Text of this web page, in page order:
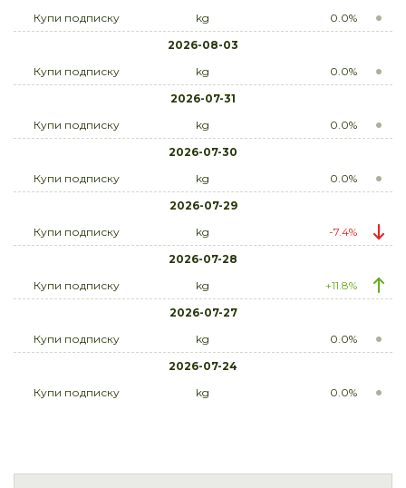
Купи подписку
kg
0.0%
2026-08-03
Купи подписку
kg
0.0%
2026-07-31
Купи подписку
kg
0.0%
2026-07-30
Купи подписку
kg
0.0%
2026-07-29
Купи подписку
kg
-7.4%
2026-07-28
Купи подписку
kg
+11.8%
2026-07-27
Купи подписку
kg
0.0%
2026-07-24
Купи подписку
kg 0.0%